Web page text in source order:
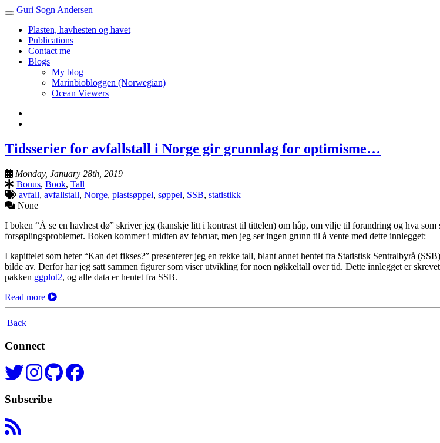
Toggle
navigation
Guri Sogn Andersen
Plasten, havhesten og havet
Publications
Contact me
Blogs
My blog
Marinbiobloggen (Norwegian)
Ocean Viewers
Tidsserier for avfallstall i Norge gir grunnlag for optimisme…
Monday, January 28th, 2019
Bonus, Book, Tall
avfall, avfallstall, Norge, plastsøppel, søppel, SSB, statistikk
None
I boken “Å se en havhest dø” skriver jeg (kanskje litt i kontrast til tittelen) om håp, om vilje til forandring og hva
forsøplingsproblemet. Boken kommer i midten av februar, men jeg ser ingen grunn til å vente med dette innlegget:
I kapittelet som heter “Kan det fikses?” presenterer jeg en rekke tall, blant annet hentet fra Statistisk Sentralbyrå
bilde av. Derfor har jeg satt sammen figurer som viser utvikling for noen nøkkeltall over tid. Dette innlegget er
pakken ggplot2, og alle data er hentet fra SSB.
Read more
Back
Connect
Subscribe